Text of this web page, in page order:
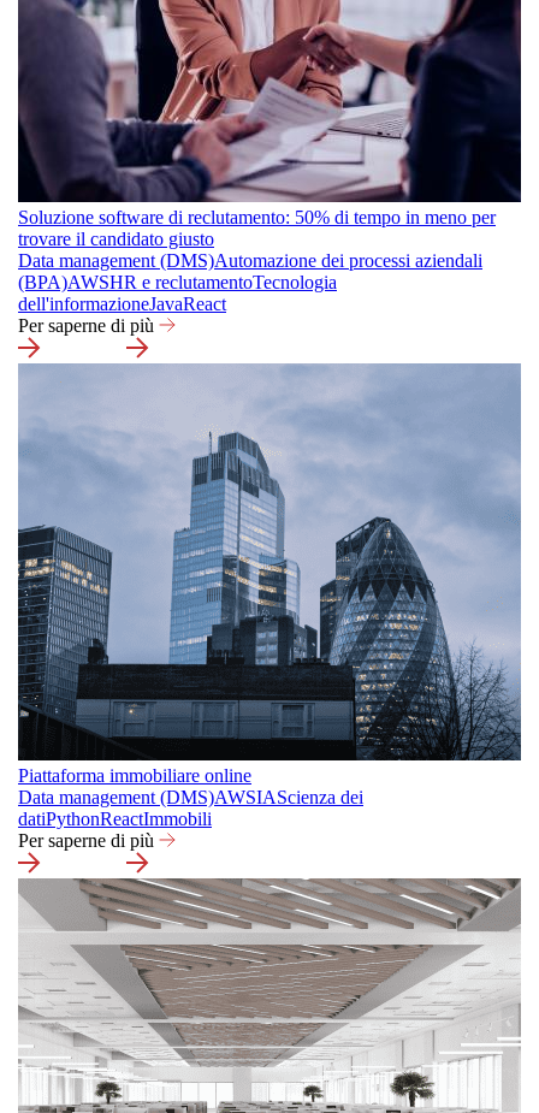
Soluzione software di reclutamento: 50% di tempo in meno per
trovare il candidato giusto
Data management (DMS)Automazione dei processi aziendali
(BPA)AWSHR e reclutamentoTecnologia
dell'informazioneJavaReact
Per saperne di più
Piattaforma immobiliare online
Data management (DMS)AWSIAScienza dei
datiPythonReactImmobili
Per saperne di più